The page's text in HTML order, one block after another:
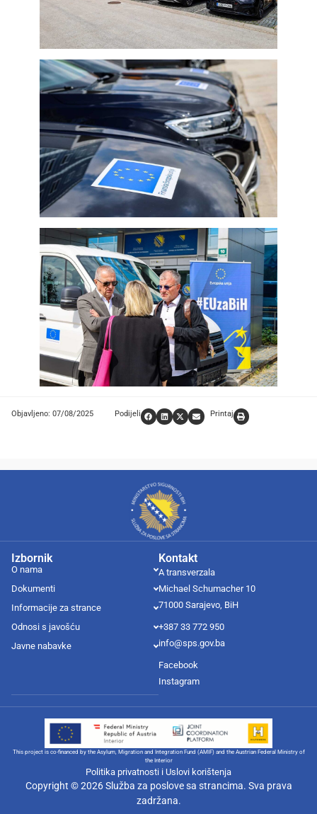
Objavljeno: 07/08/2025 Podijeli Printaj
Kontakt
A transverzala
Michael Schumacher 10
71000 Sarajevo, BiH
+387 33 772 950
info@sps.gov.ba
Facebook
Instagram
Izbornik
O nama
Dokumenti
Informacije za strance
Odnosi s javošću
Javne nabavke
Politika privatnosti i Uslovi korištenja
Copyright © 2026 Služba za poslove sa strancima. Sva prava
zadržana.
This project is co-financed by the Asylum, Migration and Integration Fund (AMIF) and the Austrian Federal Ministry of
the Interior